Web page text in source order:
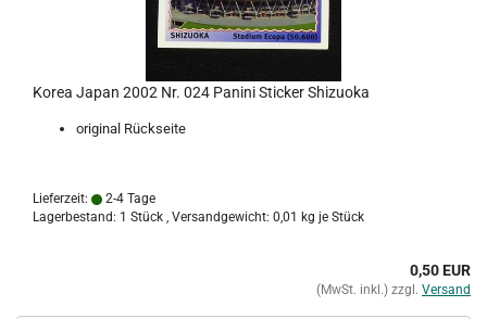
Korea Japan 2002 Nr. 024 Panini Sticker Shizuoka
original Rückseite
Lieferzeit:
2-4 Tage
Lagerbestand: 1 Stück , Versandgewicht: 0,01 kg je Stück
0,50 EUR
(MwSt. inkl.) zzgl. Versand